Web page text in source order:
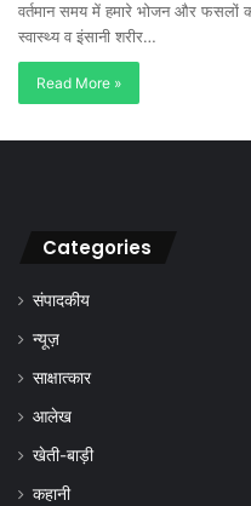
वर्तमान समय में हमारे भोजन और फसलों
स्वास्थ्य व इंसानी शरीर…
Read More »
Categories
संपादकीय
न्यूज़
साक्षात्कार
आलेख
खेती-बाड़ी
कहानी